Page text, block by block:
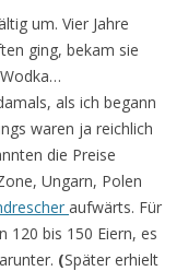
um. Vier Jahre
ging, bekam sie
als ich begann
waren ja reichlich
die Preise
Ungarn, Polen
aufwärts. Für
120 bis 150 Eiern, es
(Später erhielt